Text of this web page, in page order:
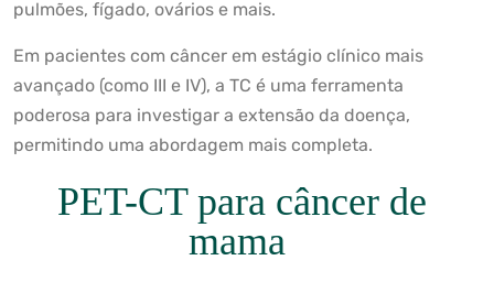
pulmões, fígado, ovários e mais.
Em pacientes com câncer em estágio clínico mais
avançado (como III e IV), a TC é uma ferramenta
poderosa para investigar a extensão da doença,
permitindo uma abordagem mais completa.
PET-CT para câncer de
mama